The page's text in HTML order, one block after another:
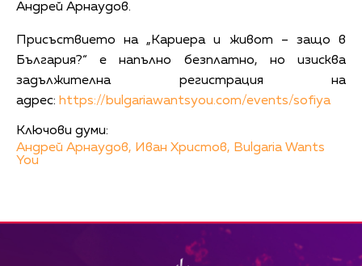
Андрей Арнаудов.
Присъствието на „Кариера и живот – защо в
България?“ е напълно безплатно, но изисква
задължителна регистрация на
адрес: https://bulgariawantsyou.com/events/sofiya
Ключови думи:
Андрей Арнаудов, Иван Христов, Bulgaria Wants
You